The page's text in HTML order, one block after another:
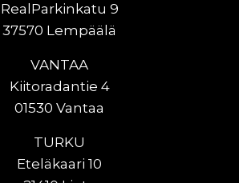
RealParkinkatu 9
37570 Lempäälä
VANTAA
Kiitoradantie 4
01530 Vantaa
TURKU
Eteläkaari 10